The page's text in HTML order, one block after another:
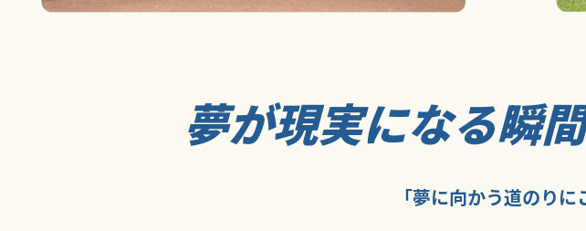
夢が現実になる瞬
「夢に向かう道のりに